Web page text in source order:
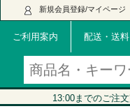
新規会員登録/マイページ
ご利用案内 配送・送料